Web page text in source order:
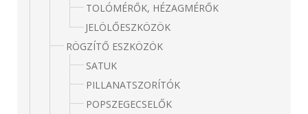
TOLÓMÉRŐK, HÉZAGMÉRŐK
JELÖLŐESZKÖZÖK
RÖGZÍTŐ ESZKÖZÖK
SATUK
PILLANATSZORÍTÓK
POPSZEGECSELŐK